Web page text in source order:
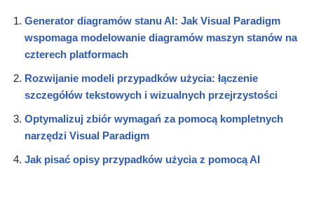
Generator diagramów stanu AI: Jak Visual Paradigm
wspomaga modelowanie diagramów maszyn stanów na
czterech platformach
Rozwijanie modeli przypadków użycia: łączenie
szczegółów tekstowych i wizualnych przejrzystości
Optymalizuj zbiór wymagań za pomocą kompletnych
narzędzi Visual Paradigm
Jak pisać opisy przypadków użycia z pomocą AI